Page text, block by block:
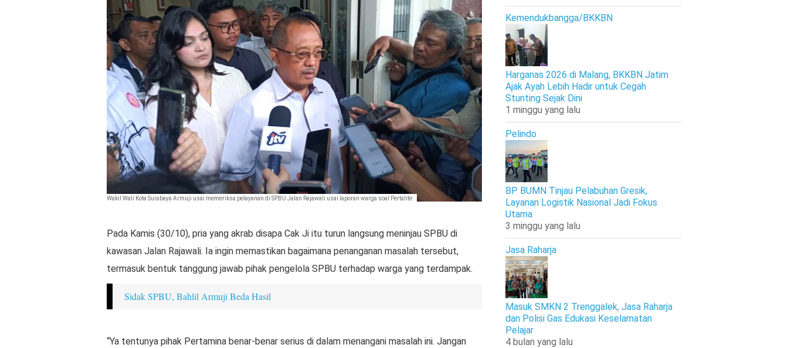
Wakil Wali Kota Surabaya Armuji usai memeriksa pelayanan di SPBU Jalan Rajawali usai laporan warga soal Pertalite.
Pada Kamis (30/10), pria yang akrab disapa Cak Ji itu turun langsung meninjau SPBU di
kawasan Jalan Rajawali. Ia ingin memastikan bagaimana penanganan masalah tersebut,
termasuk bentuk tanggung jawab pihak pengelola SPBU terhadap warga yang terdampak.
Sidak SPBU, Bahlil Armuji Beda Hasil
“Ya tentunya pihak Pertamina benar-benar serius di dalam menangani masalah ini. Jangan
Kemendukbangga/BKKBN
Harganas 2026 di Malang, BKKBN Jatim
Ajak Ayah Lebih Hadir untuk Cegah
Stunting Sejak Dini
1 minggu yang lalu
Pelindo
BP BUMN Tinjau Pelabuhan Gresik,
Layanan Logistik Nasional Jadi Fokus
Utama
3 minggu yang lalu
Jasa Raharja
Masuk SMKN 2 Trenggalek, Jasa Raharja
dan Polisi Gas Edukasi Keselamatan
Pelajar
4 bulan yang lalu